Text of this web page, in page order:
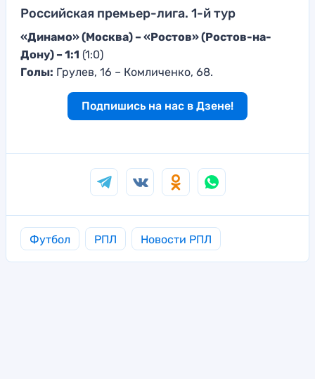
Российская премьер-лига. 1-й тур
«Динамо» (Москва) – «Ростов» (Ростов-на-
Дону) – 1:1 (1:0)
Голы: Грулев, 16 – Комличенко, 68.
Подпишись на нас в Дзене!
Футбол РПЛ Новости РПЛ